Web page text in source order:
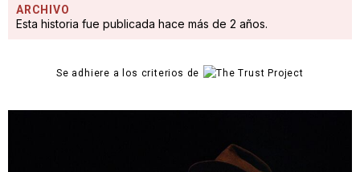
ARCHIVO
Esta historia fue publicada hace más de 2 años.
Se adhiere a los criterios de